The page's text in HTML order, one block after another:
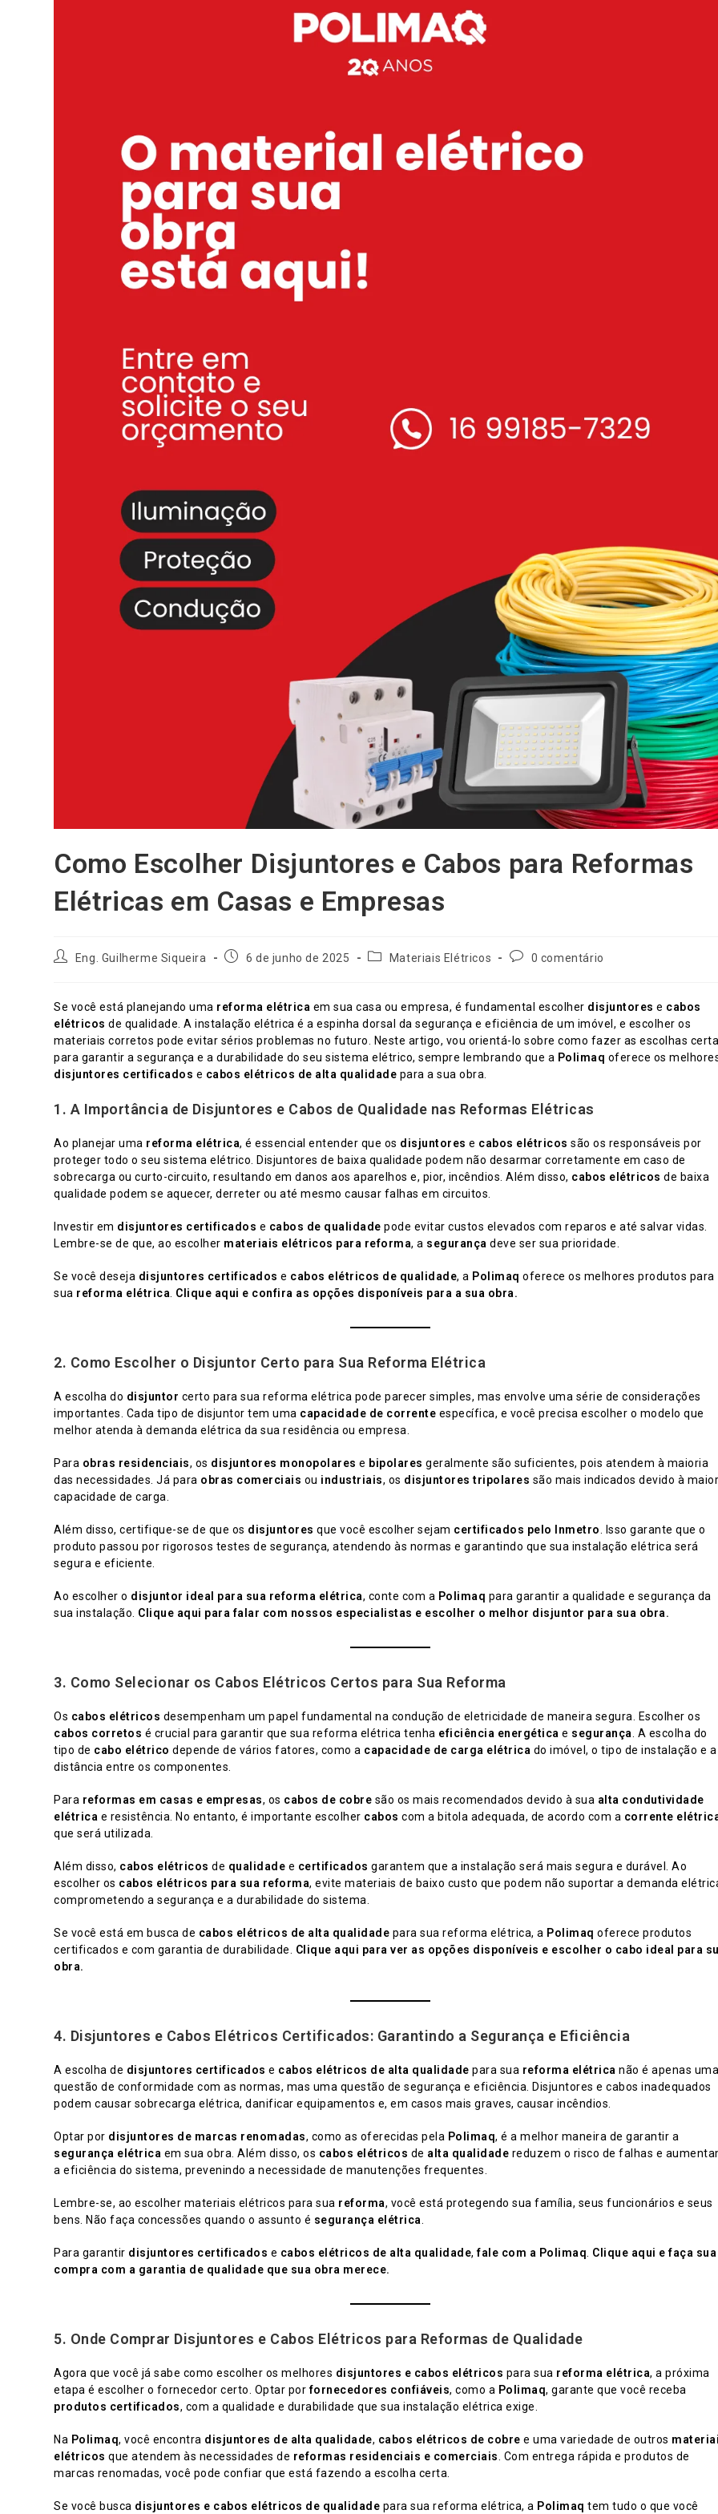
Como Escolher Disjuntores e Cabos para Reformas
Elétricas em Casas e Empresas
AutorEng. Guilherme Siqueira
Post6 de junho de 2025
Categoria
Materiais Elétricos
Comentários
0 comentário
Se você está planejando uma reforma elétrica em sua casa ou empresa, é fundamental escolher disjuntores e cabos
elétricos de qualidade. A instalação elétrica é a espinha dorsal da segurança e eficiência de um imóvel, e escolher os
materiais corretos pode evitar sérios problemas no futuro. Neste artigo, vou orientá-lo sobre como fazer as escolhas
para garantir a segurança e a durabilidade do seu sistema elétrico, sempre lembrando que a Polimaq oferece os
disjuntores certificados e cabos elétricos de alta qualidade para a sua obra.
1. A Importância de Disjuntores e Cabos de Qualidade nas Reformas Elétricas
Ao planejar uma reforma elétrica, é essencial entender que os disjuntores e cabos elétricos são os responsáveis por
proteger todo o seu sistema elétrico. Disjuntores de baixa qualidade podem não desarmar corretamente em caso de
sobrecarga ou curto-circuito, resultando em danos aos aparelhos e, pior, incêndios. Além disso, cabos elétricos de baixa
qualidade podem se aquecer, derreter ou até mesmo causar falhas em circuitos.
Investir em disjuntores certificados e cabos de qualidade pode evitar custos elevados com reparos e até salvar vidas.
Lembre-se de que, ao escolher materiais elétricos para reforma, a segurança deve ser sua prioridade.
Se você deseja disjuntores certificados e cabos elétricos de qualidade, a Polimaq oferece os melhores produtos para
sua reforma elétrica Clique aqui e confira as opções disponíveis para a sua obra.
2. Como Escolher o Disjuntor Certo para Sua Reforma Elétrica
A escolha do disjuntor certo para sua reforma elétrica pode parecer simples, mas envolve uma série de considerações
importantes. Cada tipo de disjuntor tem uma capacidade de corrente específica, e você precisa escolher o modelo que
melhor atenda à demanda elétrica da sua residência ou empresa.
Para obras residenciais, os disjuntores monopolares e bipolares geralmente são suficientes, pois atendem à maioria
das necessidades. Já para obras comerciais ou industriais, os disjuntores tripolares são mais indicados devido à
capacidade de carga.
Além disso, certifique-se de que os disjuntores que você escolher sejam certificados pelo Inmetro
. Isso garante que o
produto passou por rigorosos testes de segurança, atendendo às normas e garantindo que sua instalação elétrica será
segura e eficiente.
Ao escolher o disjuntor ideal para sua reforma elétrica, conte com a Polimaq para garantir a qualidade e segurança da
sua instalação. Clique aqui para falar com nossos especialistas e escolher o melhor disjuntor para sua obra.
3. Como Selecionar os Cabos Elétricos Certos para Sua Reforma
Os cabos elétricos desempenham um papel fundamental na condução de eletricidade de maneira segura. Escolher os
cabos corretos é crucial para garantir que sua reforma elétrica tenha eficiência energética e segurança . A escolha do
tipo de cabo elétrico depende de vários fatores, como a capacidade de carga elétrica do imóvel, o tipo de instalação e a
distância entre os componentes.
Para reformas em casas e empresas, os cabos de cobre são os mais recomendados devido à sua alta condutividade
elétrica e resistência. No entanto, é importante escolher cabos com a bitola adequada, de acordo com a corrente
que será utilizada.
Além disso, cabos elétricos de qualidade e certificados garantem que a instalação será mais segura e durável. Ao
escolher os cabos elétricos para sua reforma, evite materiais de baixo custo que podem não suportar a demanda
comprometendo a segurança e a durabilidade do sistema.
Se você está em busca de cabos elétricos de alta qualidade para sua reforma elétrica, a Polimaq oferece produtos
certificados e com garantia de durabilidade. Clique aqui para ver as opções disponíveis e escolher o cabo ideal para
obra.
4. Disjuntores e Cabos Elétricos Certificados: Garantindo a Segurança e Eficiência
A escolha de disjuntores certificados e cabos elétricos de alta qualidade para sua reforma elétrica não é apenas
questão de conformidade com as normas, mas uma questão de segurança e eficiência. Disjuntores e cabos inadequados
podem causar sobrecarga elétrica, danificar equipamentos e, em casos mais graves, causar incêndios.
Optar por disjuntores de marcas renomadas, como as oferecidas pela Polimaq, é a melhor maneira de garantir a
segurança elétrica em sua obra. Além disso, os cabos elétricos de alta qualidade reduzem o risco de falhas e
a eficiência do sistema, prevenindo a necessidade de manutenções frequentes.
Lembre-se, ao escolher materiais elétricos para sua reforma, você está protegendo sua família, seus funcionários e seus
bens. Não faça concessões quando o assunto é segurança elétrica
Para garantir disjuntores certificados e cabos elétricos de alta qualidade,fale com a Polimaq Clique aqui e faça sua
compra com a garantia de qualidade que sua obra merece.
5. Onde Comprar Disjuntores e Cabos Elétricos para Reformas de Qualidade
Agora que você já sabe como escolher os melhores disjuntores e cabos elétricos para sua reforma elétrica, a próxima
etapa é escolher o fornecedor certo. Optar porfornecedores confiáveis, como a Polimaq, garante que você receba
produtos certificados, com a qualidade e durabilidade que sua instalação elétrica exige.
Na Polimaq, você encontra disjuntores de alta qualidade, cabos elétricos de cobre e uma variedade de outros
elétricos que atendem às necessidades de reformas residenciais e comerciais . Com entrega rápida e produtos de
marcas renomadas, você pode confiar que está fazendo a escolha certa.
Se você busca disjuntores e cabos elétricos de qualidade para sua reforma elétrica, a Polimaq tem tudo o que você